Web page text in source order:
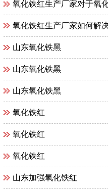
氧化铁红生产厂家对于氧
氧化铁红生产厂家如何解决
山东氧化铁黑
山东氧化铁黑
山东氧化铁黑
氧化铁红
氧化铁红
氧化铁红
山东加强氧化铁红